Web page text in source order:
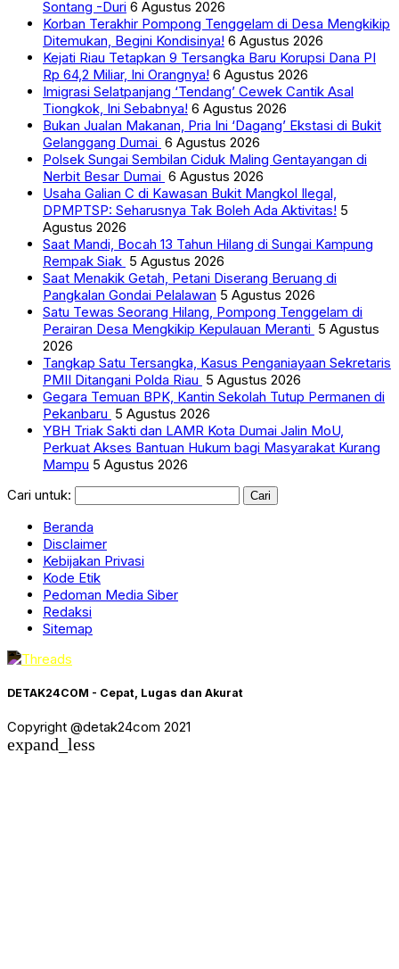
Sontang -Duri 6 Agustus 2026
Korban Terakhir Pompong Tenggelam di Desa Mengkikip
Ditemukan, Begini Kondisinya! 6 Agustus 2026
Kejati Riau Tetapkan 9 Tersangka Baru Korupsi Dana PI
Rp 64,2 Miliar, Ini Orangnya! 6 Agustus 2026
Imigrasi Selatpanjang ‘Tendang’ Cewek Cantik Asal
Tiongkok, Ini Sebabnya! 6 Agustus 2026
Bukan Jualan Makanan, Pria Ini ‘Dagang’ Ekstasi di Bukit
Gelanggang Dumai 6 Agustus 2026
Polsek Sungai Sembilan Ciduk Maling Gentayangan di
Nerbit Besar Dumai 6 Agustus 2026
Usaha Galian C di Kawasan Bukit Mangkol Ilegal,
DPMPTSP: Seharusnya Tak Boleh Ada Aktivitas! 5
Agustus 2026
Saat Mandi, Bocah 13 Tahun Hilang di Sungai Kampung
Rempak Siak 5 Agustus 2026
Saat Menakik Getah, Petani Diserang Beruang di
Pangkalan Gondai Pelalawan 5 Agustus 2026
Satu Tewas Seorang Hilang, Pompong Tenggelam di
Perairan Desa Mengkikip Kepulauan Meranti 5 Agustus
2026
Tangkap Satu Tersangka, Kasus Penganiayaan Sekretaris
PMII Ditangani Polda Riau 5 Agustus 2026
Gegara Temuan BPK, Kantin Sekolah Tutup Permanen di
Pekanbaru 5 Agustus 2026
YBH Triak Sakti dan LAMR Kota Dumai Jalin MoU,
Perkuat Akses Bantuan Hukum bagi Masyarakat Kurang
Mampu 5 Agustus 2026
Cari untuk:
Beranda
Disclaimer
Kebijakan Privasi
Kode Etik
Pedoman Media Siber
Redaksi
Sitemap
DETAK24COM - Cepat, Lugas dan Akurat
Copyright @detak24com 2021
expand_less